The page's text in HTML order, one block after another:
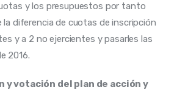
y los presupuestos por tanto
la diferencia de cuotas de inscripción
y a 2 no ejercientes y pasarles las
2016.
y votación del plan de acción y